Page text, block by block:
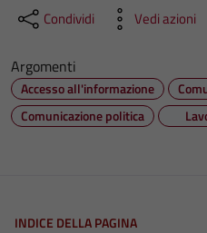
Condividi Vedi azioni
Argomenti
Accesso all'informazione
Comunicazione politica
INDICE DELLA PAGINA